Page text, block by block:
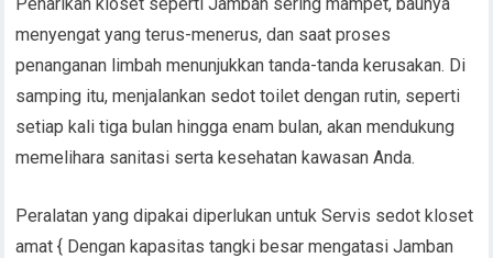
menyengat yang terus-menerus, dan saat proses
penanganan limbah menunjukkan tanda-tanda kerusakan. Di
samping itu, menjalankan sedot toilet dengan rutin, seperti
setiap kali tiga bulan hingga enam bulan, akan mendukung
memelihara sanitasi serta kesehatan kawasan Anda.
Peralatan yang dipakai diperlukan untuk Servis sedot kloset
amat { Dengan kapasitas tangki besar mengatasi Jamban